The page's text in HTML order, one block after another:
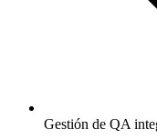
Gestión de QA